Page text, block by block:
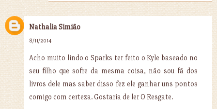
Nathalia Simião
8/11/2014
Acho muito lindo o Sparks ter feito o Kyle baseado no
seu filho que sofre da mesma coisa, não sou fã dos
livros dele mas saber disso fez ele ganhar uns pontos
comigo com certeza. Gostaria de ler O Resgate.